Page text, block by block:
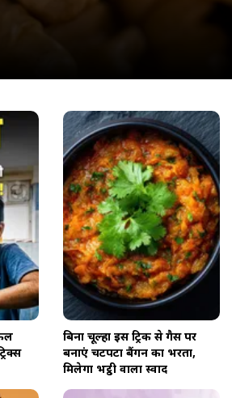
बिना चूल्हा इस ट्रिक से गैस पर
बनाएं चटपटा बैंगन का भरता,
मिलेगा भट्ठी वाला स्वाद